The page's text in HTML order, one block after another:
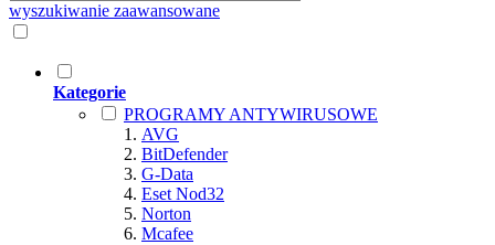
wyszukiwanie zaawansowane
Kategorie
PROGRAMY ANTYWIRUSOWE
AVG
BitDefender
G-Data
Eset Nod32
Norton
Mcafee